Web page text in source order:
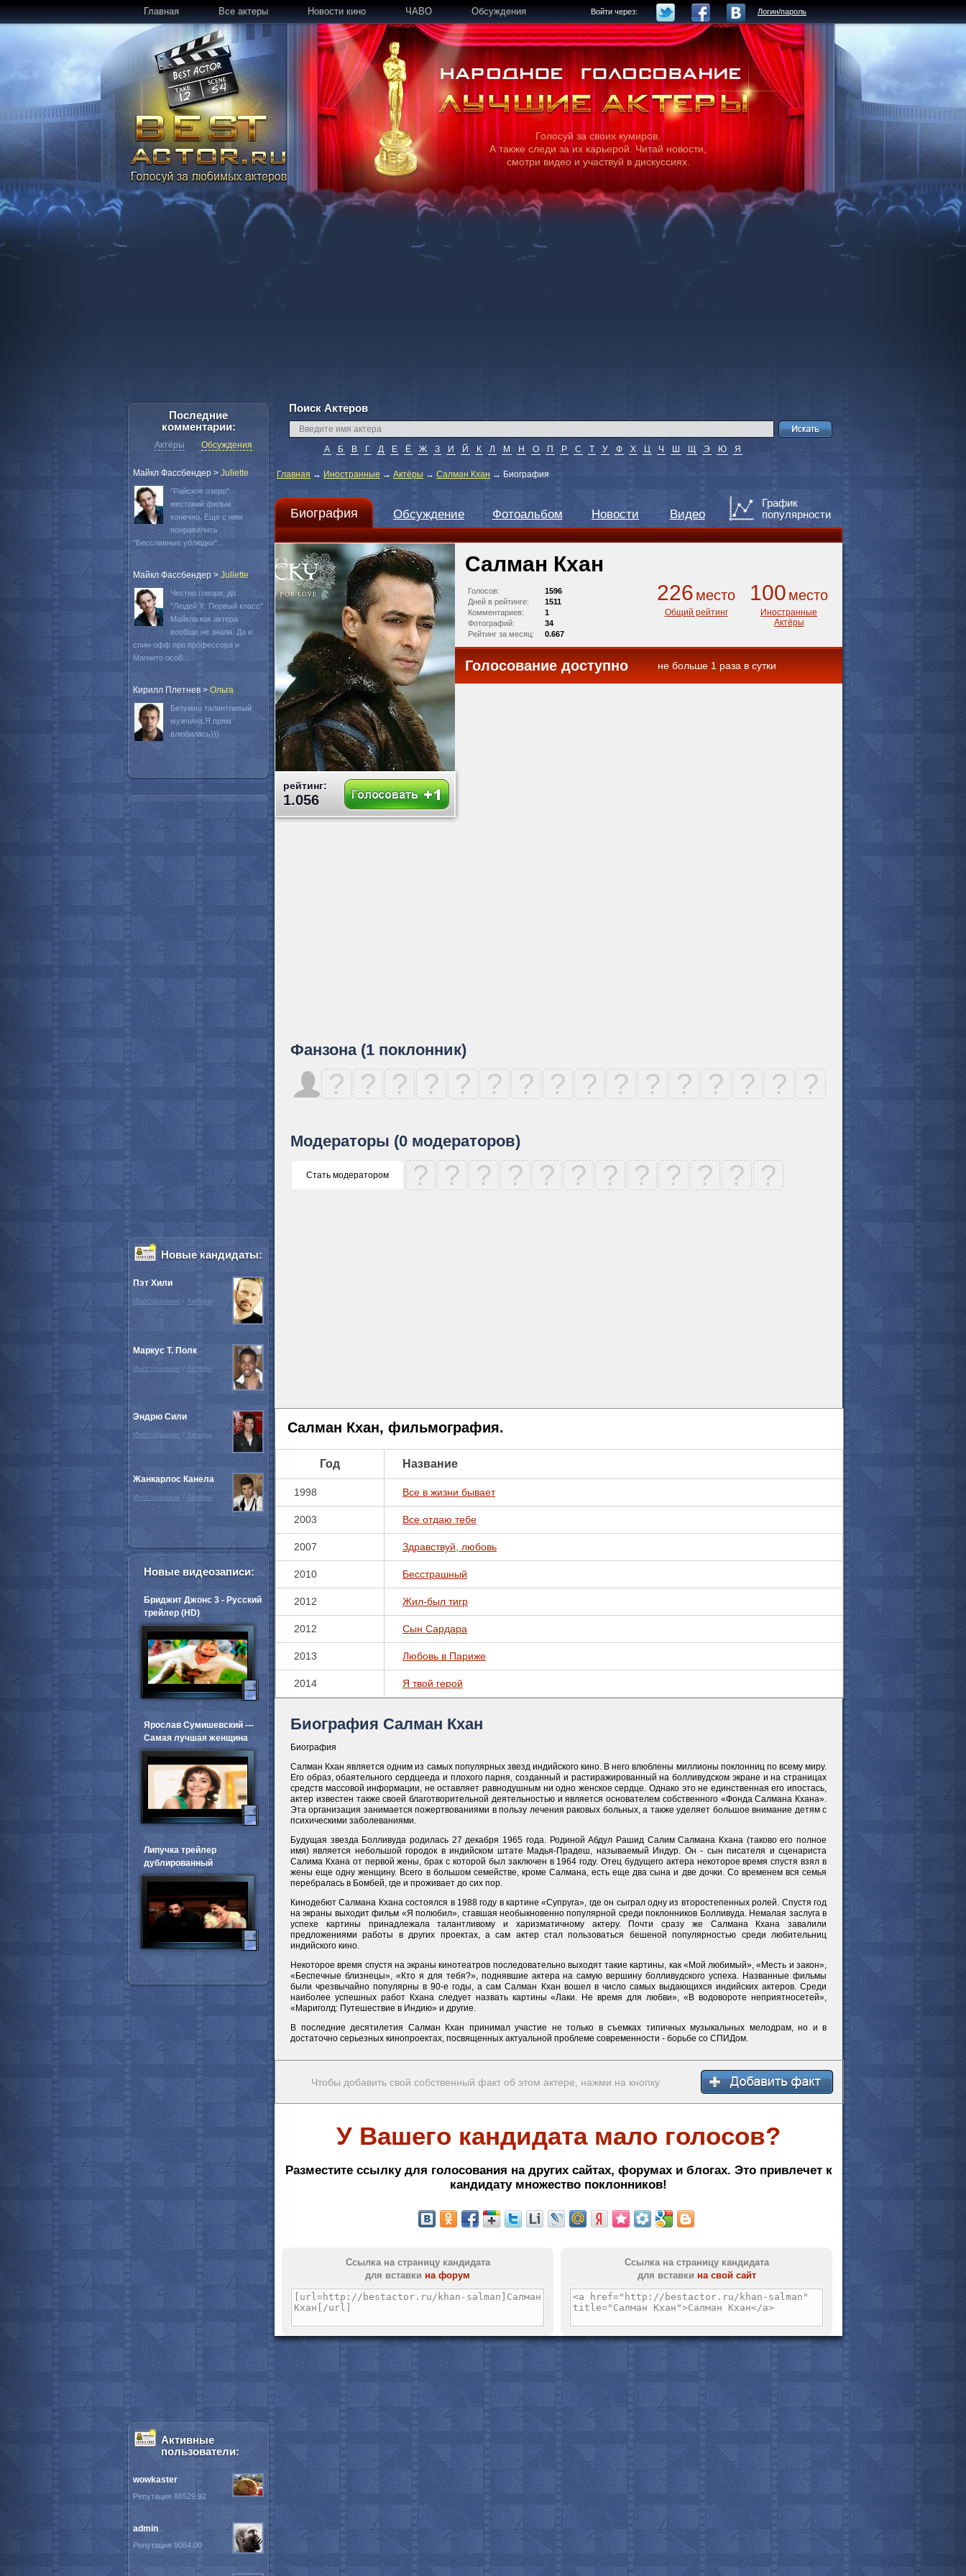
Главная Все актеры Новости кино ЧАВО Обсуждения Войти через: Логин/пароль
Голосуй за своих кумиров.
А также следи за их карьерой. Читай новости,
смотри видео и участвуй в дискуссиях.
Поиск Актеров
А Б В Г Д Е Ё Ж З И Й К Л М Н О П Р С Т У Ф Х Ц Ч Ш Щ Э Ю Я
Главная → Иностранные → Актёры → Салман Кхан → Биография
Биография Обсуждение Фотоальбом Новости Видео
График
популярности
рейтинг:
1.056
Салман Кхан
226 место
Общий рейтинг
100 место
Иностранные
Актёры
Голосов:
1596
Дней в рейтинге:
1511
Комментариев:
1
Фотографий:
34
Рейтинг за месяц:
0.667
Голосование доступно не больше 1 раза в сутки
Фанзона (1 поклонник)
? ? ? ? ? ? ? ? ? ? ? ? ? ? ? ?
Модераторы (0 модераторов)
Стать модератором ? ? ? ? ? ? ? ? ? ? ? ?
Салман Кхан, фильмография.
Год Название
1998 Все в жизни бывает
2003 Все отдаю тебе
2007 Здравствуй, любовь
2010 Бесстрашный
2012 Жил-был тигр
2012 Сын Сардара
2013 Любовь в Париже
2014 Я твой герой
Биография Салман Кхан
Биография
Салман Кхан является одним из самых популярных звезд индийского кино. В него влюблены миллионы поклонниц по всему миру.
Его образ, обаятельного сердцееда и плохого парня, созданный и растиражированный на болливудском экране и на страницах
средств массовой информации, не оставляет равнодушным ни одно женское сердце. Однако это не единственная его ипостась,
актер известен также своей благотворительной деятельностью и является основателем собственного «Фонда Салмана Кхана».
Эта организация занимается пожертвованиями в пользу лечения раковых больных, а также уделяет большое внимание детям с
психическими заболеваниями.
Будущая звезда Болливуда родилась 27 декабря 1965 года. Родиной Абдул Рашид Салим Салмана Кхана (таково его полное
имя) является небольшой городок в индийском штате Мадья-Прадеш, называемый Индур. Он - сын писателя и сценариста
Салима Кхана от первой жены, брак с которой был заключен в 1964 году. Отец будущего актера некоторое время спустя взял в
жены еще одну женщину. Всего в большом семействе, кроме Салмана, есть еще два сына и две дочки. Со временем вся семья
перебралась в Бомбей, где и проживает до сих пор.
Кинодебют Салмана Кхана состоялся в 1988 году в картине «Супруга», где он сыграл одну из второстепенных ролей. Спустя год
на экраны выходит фильм «Я полюбил», ставшая необыкновенно популярной среди поклонников Болливуда. Немалая заслуга в
успехе картины принадлежала талантливому и харизматичному актеру. Почти сразу же Салмана Кхана завалили
предложениями работы в других проектах, а сам актер стал пользоваться бешеной популярностью среди любительниц
индийского кино.
Некоторое время спустя на экраны кинотеатров последовательно выходят такие картины, как «Мой любимый», «Месть и закон»,
«Беспечные близнецы», «Кто я для тебя?», поднявшие актера на самую вершину болливудского успеха. Названные фильмы
были чрезвычайно популярны в 90-е годы, а сам Салман Кхан вошел в число самых выдающихся индийских актеров. Среди
наиболее успешных работ Кхана следует назвать картины «Лаки. Не время для любви», «В водовороте неприятносетей»,
«Мариголд: Путешествие в Индию» и другие.
В последние десятилетия Салман Кхан принимал участие не только в съемках типичных музыкальных мелодрам, но и в
достаточно серьезных кинопроектах, посвященных актуальной проблеме современности - борьбе со СПИДом.
Чтобы добавить свой собственный факт об этом актере, нажми на кнопку
У Вашего кандидата мало голосов?
Разместите ссылку для голосования на других сайтах, форумах и блогах. Это привлечет к
кандидату множество поклонников!
Ссылка на страницу кандидата
для вставки на форум
Ссылка на страницу кандидата
для вставки на свой сайт
Последние
комментарии:
Актёры Обсуждения
Майкл Фассбендер > Juliette
"Райское озеро"
жестокий фильм
конечно. Еще с ним
понравились
"Бесславные ублюдки"...
Майкл Фассбендер > Juliette
Честно говоря, до
"Людей Х: Первый класс"
Майкла как актера
вообще не знала. Да и
спин-офф про профессора и
Магнито особ...
Кирилл Плетнев > Oльга
Безумно талантливый
мужчина.Я прям
влюбилась)))
Новые кандидаты:
Пэт Хили
Иностранные / Актёры
Маркус Т. Полк
Иностранные / Актёры
Эндрю Сили
Иностранные / Актёры
Жанкарлос Канела
Иностранные / Актёры
все актёры
Новые видеозаписи:
Бриджит Джонс 3 - Русский
трейлер (HD)
Ярослав Сумишевский ---
Самая лучшая женщина
Липучка трейлер
дублированный
смотреть всё
Активные
пользователи:
wowkaster
Репутация 86529.92
admin
Репутация 9064.00